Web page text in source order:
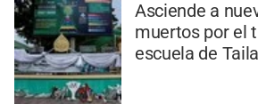
Asciende a
muertos por el
escuela de